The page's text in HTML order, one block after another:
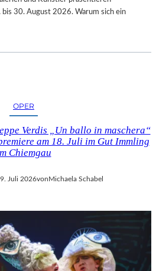
30. August 2026. Warum sich ein
OPER
Verdis „Un ballo in maschera“
am 18. Juli im Gut Immling
Chiemgau
9. Juli 2026vonMichaela Schabel